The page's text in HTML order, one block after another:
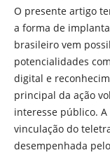
O presente artigo
a forma de
brasileiro vem
potencialidades
digital e
principal da ação
interesse público.
vinculação do
desempenhada